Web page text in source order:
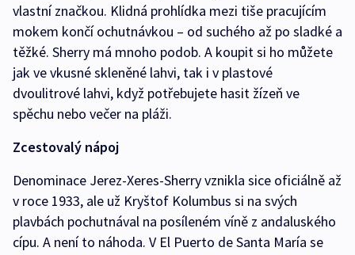
vlastní značkou. Klidná prohlídka mezi tiše pracujícím
mokem končí ochutnávkou – od suchého až po sladké a
těžké. Sherry má mnoho podob. A koupit si ho můžete
jak ve vkusné skleněné lahvi, tak i v plastové
dvoulitrové lahvi, když potřebujete hasit žízeň ve
spěchu nebo večer na pláži.
Zcestovalý nápoj
Denominace Jerez-Xeres-Sherry vznikla sice oficiálně až
v roce 1933, ale už Kryštof Kolumbus si na svých
plavbách pochutnával na posíleném víně z andaluského
cípu. A není to náhoda. V El Puerto de Santa María se